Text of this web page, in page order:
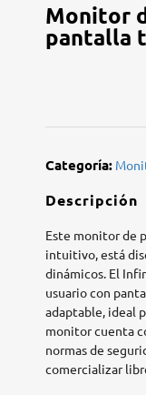
Monitor
pantalla
Categoría:
Descripción
Este monitor de
intuitivo, está
dinámicos. El
usuario con
adaptable, ideal
monitor cuenta
normas de
comercializar